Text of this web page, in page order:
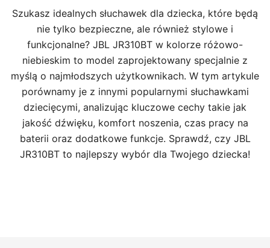
Szukasz idealnych słuchawek dla dziecka, które będą
nie tylko bezpieczne, ale również stylowe i
funkcjonalne? JBL JR310BT w kolorze różowo-
niebieskim to model zaprojektowany specjalnie z
myślą o najmłodszych użytkownikach. W tym artykule
porównamy je z innymi popularnymi słuchawkami
dziecięcymi, analizując kluczowe cechy takie jak
jakość dźwięku, komfort noszenia, czas pracy na
baterii oraz dodatkowe funkcje. Sprawdź, czy JBL
JR310BT to najlepszy wybór dla Twojego dziecka!